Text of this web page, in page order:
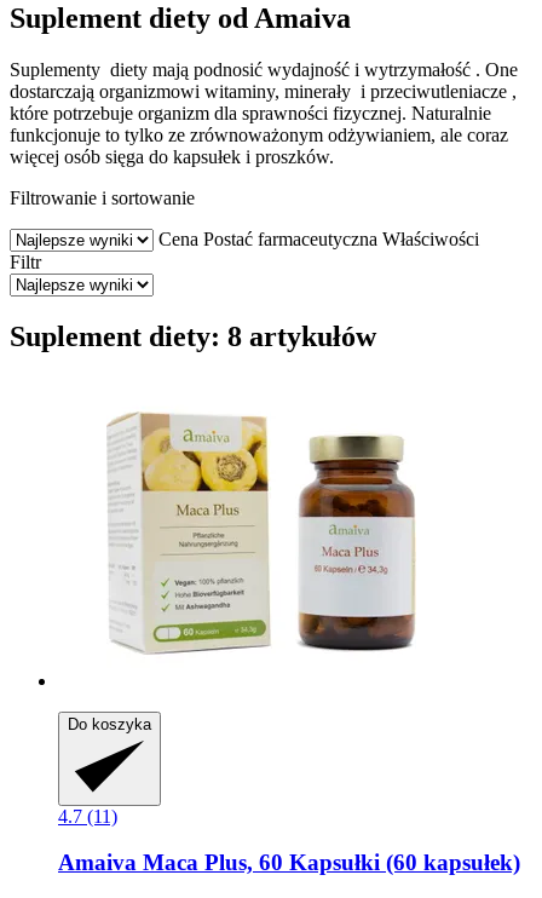
Suplement diety od Amaiva
Suplementy diety mają podnosić wydajność i wytrzymałość . One
dostarczają organizmowi witaminy, minerały i przeciwutleniacze ,
które potrzebuje organizm dla sprawności fizycznej. Naturalnie
funkcjonuje to tylko ze zrównoważonym odżywianiem, ale coraz
więcej osób sięga do kapsułek i proszków.
Filtrowanie i sortowanie
Cena Postać farmaceutyczna Właściwości
Filtr
Suplement diety: 8 artykułów
Do koszyka
4.7 (11)
Amaiva Maca Plus, 60 Kapsułki (60 kapsułek)